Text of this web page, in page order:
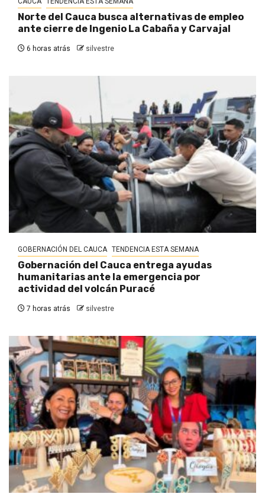
Norte del Cauca busca alternativas de empleo
ante cierre de Ingenio La Cabaña y Carvajal
6 horas atrás silvestre
GOBERNACIÓN DEL CAUCA TENDENCIA ESTA SEMANA
Gobernación del Cauca entrega ayudas
humanitarias ante la emergencia por
actividad del volcán Puracé
7 horas atrás silvestre